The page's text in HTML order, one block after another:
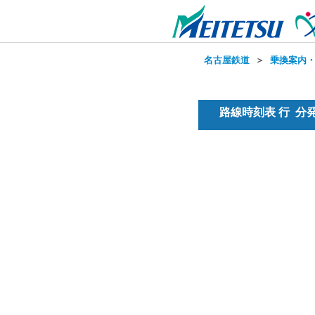
名古屋鉄道 ＞ 乗換案内
路線時刻表 行 分